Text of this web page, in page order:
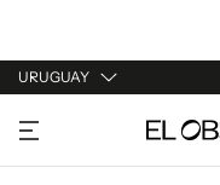
URUGUAY
URUGUAY
ARGENTINA